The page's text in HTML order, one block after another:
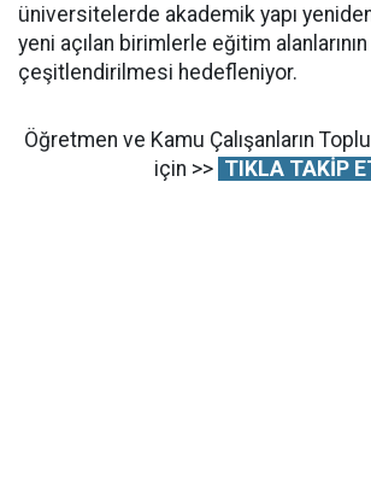
üniversitelerde akademik yapı
yeni açılan birimlerle eğitim alanlarının
çeşitlendirilmesi hedefleniyor.
Öğretmen ve Kamu Çalışanların
için >> TIKLA TAKİP